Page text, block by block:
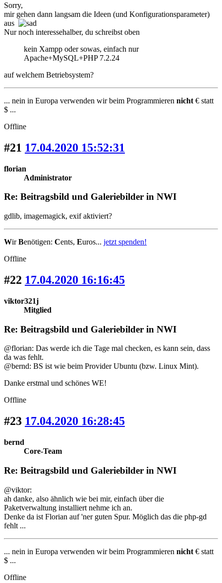
Sorry,
mir gehen dann langsam die Ideen (und Konfigurationsparameter)
aus
Nur noch interessehalber, du schreibst oben
kein Xampp oder sowas, einfach nur
Apache+MySQL+PHP 7.2.24
auf welchem Betriebsystem?
... nein in Europa verwenden wir beim Programmieren nicht € statt
$ ...
Offline
#21 17.04.2020 15:52:31
florian
Administrator
Re: Beitragsbild und Galeriebilder in NWI
gdlib, imagemagick, exif aktiviert?
WirBenötigen: Cents, Euros... jetzt spenden!
Offline
#22 17.04.2020 16:16:45
viktor321j
Mitglied
Re: Beitragsbild und Galeriebilder in NWI
@florian: Das werde ich die Tage mal checken, es kann sein, dass
da was fehlt.
@bernd: BS ist wie beim Provider Ubuntu (bzw. Linux Mint).
Danke erstmal und schönes WE!
Offline
#23 17.04.2020 16:28:45
bernd
Core-Team
Re: Beitragsbild und Galeriebilder in NWI
@viktor:
ah danke, also ähnlich wie bei mir, einfach über die
Paketverwaltung installiert nehme ich an.
Denke da ist Florian auf 'ner guten Spur. Möglich das die php-gd
fehlt ...
... nein in Europa verwenden wir beim Programmieren nicht € statt
$ ...
Offline